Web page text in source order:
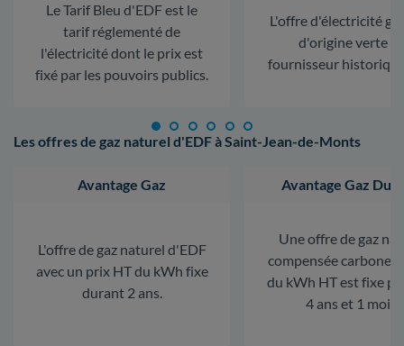
Le Tarif Bleu d'EDF est le
tarif réglementé de
l'électricité dont le prix est
fixé par les pouvoirs publics.
L'offre d'électricité
d'origine verte
fournisseur
Les offres de gaz naturel d'EDF à Saint-Jean-de-Monts
Avantage Gaz
L'offre de gaz naturel d'EDF
avec un prix HT du kWh fixe
durant 2 ans.
Avantage Gaz
Une offre de gaz
compensée carbone.
du kWh HT est fixe
4 ans et 1 mois.